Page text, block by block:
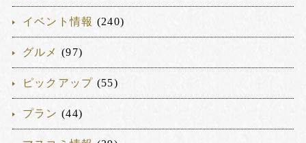
イベント情報 (240)
グルメ (97)
ピックアップ (55)
プラン (44)